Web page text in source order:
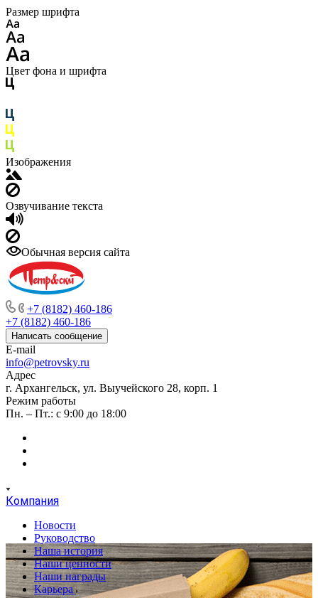
Размер шрифта
Цвет фона и шрифта
Изображения
Озвучивание текста
Обычная версия сайта
+7 (8182) 460-186
+7 (8182) 460-186
Написать сообщение
E-mail
info@petrovsky.ru
Адрес
г. Архангельск, ул. Выучейского 28, корп. 1
Режим работы
Пн. – Пт.: с 9:00 до 18:00
Компания
Новости
Руководство
Наша история
Наши ценности
Наши награды
Карьера